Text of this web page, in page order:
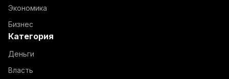
Экономика
Бизнес
Категория
Деньги
Власть